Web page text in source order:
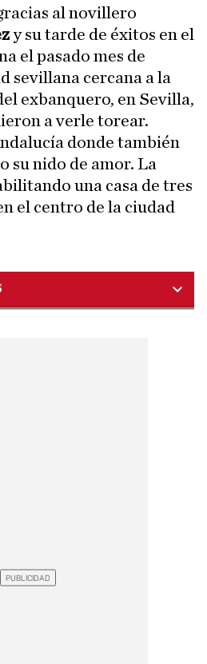
al novillero
y su tarde de éxitos en el
el pasado mes de
sevillana cercana a la
exbanquero, en Sevilla,
a verle torear.
donde también
su nido de amor. La
una casa de tres
el centro de la ciudad